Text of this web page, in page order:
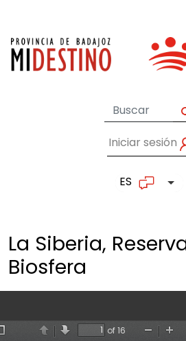
Iniciar sesión
ES
La Siberia,
Biosfera
of 16